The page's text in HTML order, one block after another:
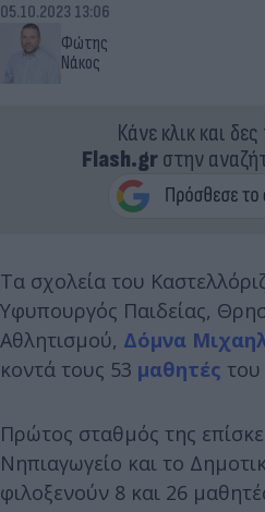
Φώτης
Νάκος
05.10.2023 13:06
Κάνε κλικ και
Flash.grστην
Τα σχολεία του
Υφυπουργός Παιδείας,
Αθλητισμού, Δόμνα
κοντά τους 53 μαθητές του
Πρώτος σταθμός της
Νηπιαγωγείο και το
φιλοξενούν 8 και 26